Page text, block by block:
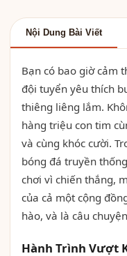
Nội Dung Bài Viết
Bạn có bao giờ cảm
đội tuyển yêu thích
thiêng liêng lắm.
hàng triệu con tim
và cùng khóc cười.
bóng đá truyền
chơi vì chiến thắng,
của cả một cộng
hào, và là câu
Hành Trình Vượt